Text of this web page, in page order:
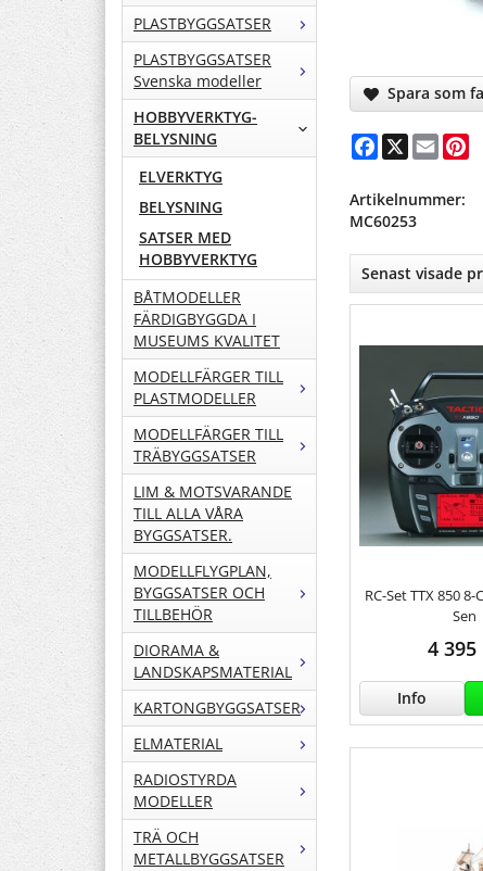
PLASTBYGGSATSER
PLASTBYGGSATSER
Svenska modeller
HOBBYVERKTYG-
BELYSNING
ELVERKTYG
BELYSNING
SATSER MED
HOBBYVERKTYG
BÅTMODELLER
FÄRDIGBYGGDA I
MUSEUMS KVALITET
MODELLFÄRGER TILL
PLASTMODELLER
MODELLFÄRGER TILL
TRÄBYGGSATSER
LIM & MOTSVARANDE
TILL ALLA VÅRA
BYGGSATSER.
MODELLFLYGPLAN,
BYGGSATSER OCH
TILLBEHÖR
DIORAMA &
LANDSKAPSMATERIAL
KARTONGBYGGSATSER
ELMATERIAL
RADIOSTYRDA
MODELLER
TRÄ OCH
METALLBYGGSATSER
Spara som
Facebook
X Email
Artikelnummer:
MC60253
Senast visade
RC-Set TTX 850
Sen
4
Info